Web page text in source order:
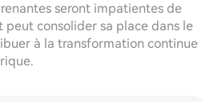
seront impatientes de
consolider sa place dans le
à la transformation continue